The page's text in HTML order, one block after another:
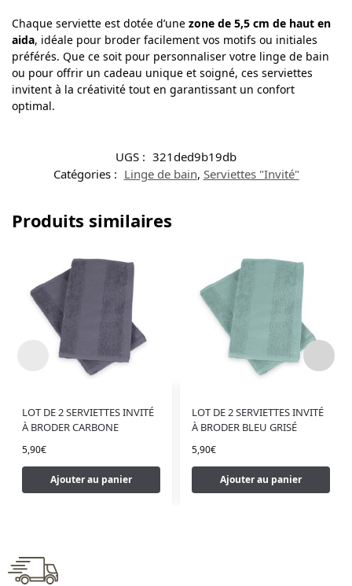
Chaque serviette est dotée d’une zone de 5,5 cm de haut en
aida, idéale pour broder facilement vos motifs ou initiales
préférés. Que ce soit pour personnaliser votre linge de bain
ou pour offrir un cadeau unique et soigné, ces serviettes
invitent à la créativité tout en garantissant un confort
optimal.
UGS : 321ded9b19db
Catégories : Linge de bain, Serviettes "Invité"
Produits similaires
LOT DE 2 SERVIETTES INVITÉ
À BRODER CARBONE
5,90€
Ajouter au panier
LOT DE 2 SERVIETTES INVITÉ
À BRODER BLEU GRISÉ
5,90€
Ajouter au panier